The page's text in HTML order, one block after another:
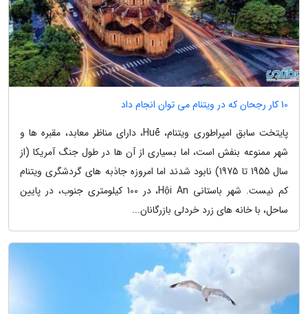
10 کار رجحان که در ویتنام می توان انجام داد
پایتخت سابق امپراطوری ویتنام، Huế، دارای مناظر معابد، مقبره ها و
شهر ممنوعه بنفش است، اما بسیاری از آن ها در طول جنگ آمریکا (از
سال 1955 تا 1975) نابود شدند اما امروزه جاذبه های گردشگری ویتنام
کم نیست. شهر باستانی Hội An، در 100 کیلومتری جنوب، در پایین
ساحل، با خانه های زرد خردلی بازرگانان...